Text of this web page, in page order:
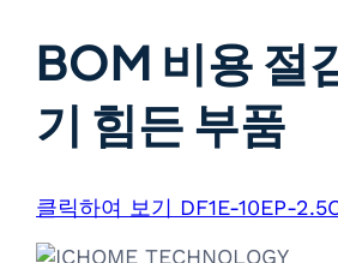
BOM 비용 절
기 힘든 부품
클릭하여 보기 DF1E-10EP-